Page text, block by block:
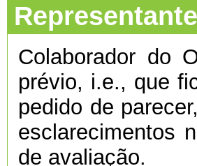
Colaborador do
prévio, i.e., que
pedido de
esclarecimentos
de avaliação.